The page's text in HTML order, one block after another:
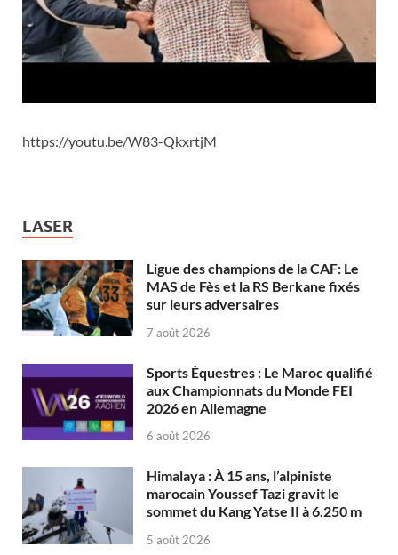
https://youtu.be/W83-QkxrtjM
LASER
Ligue des champions de la CAF: Le
MAS de Fès et la RS Berkane fixés
sur leurs adversaires
7 août 2026
Sports Équestres : Le Maroc qualifié
aux Championnats du Monde FEI
2026 en Allemagne
6 août 2026
Himalaya : À 15 ans, l’alpiniste
marocain Youssef Tazi gravit le
sommet du Kang Yatse II à 6.250 m
5 août 2026